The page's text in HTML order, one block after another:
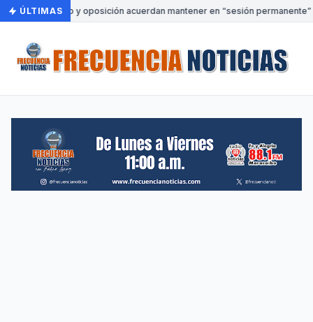
ÚLTIMAS
• Gobierno y oposición acuerdan mantener en “sesión permanente”